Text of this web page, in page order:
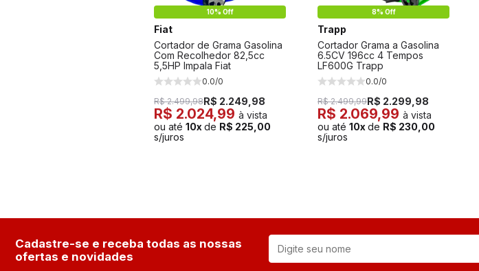
10% Off
Fiat
Cortador de Grama Gasolina
Com Recolhedor 82,5cc
5,5HP Impala Fiat
0.0/0
R$ 2.499,98R$ 2.249,98
R$ 2.024,99 à vista
ou até 10x de R$ 225,00
s/juros
8% Off
Trapp
Cortador Grama a Gasolina
6.5CV 196cc 4 Tempos
LF600G Trapp
0.0/0
R$ 2.499,99R$ 2.299,98
R$ 2.069,99 à vista
ou até 10x de R$ 230,00
s/juros
Cadastre-se e receba todas as nossas
ofertas e novidades